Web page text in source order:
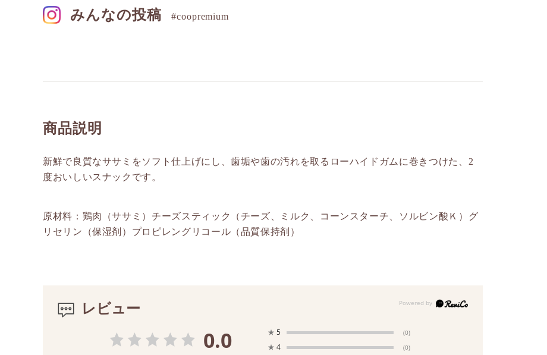
みんなの投稿 #coopremium
商品説明
新鮮で良質なササミをソフト仕上げにし、歯垢や歯の汚れを取るローハイドガムに巻きつけた、2
度おいしいスナックです。
原材料：鶏肉（ササミ）チーズスティック（チーズ、ミルク、コーンスターチ、ソルビン酸Ｋ）グ
リセリン（保湿剤）プロピレングリコール（品質保持剤）
レビュー
0.0 ★ 5 (0)
★ 4 (0)